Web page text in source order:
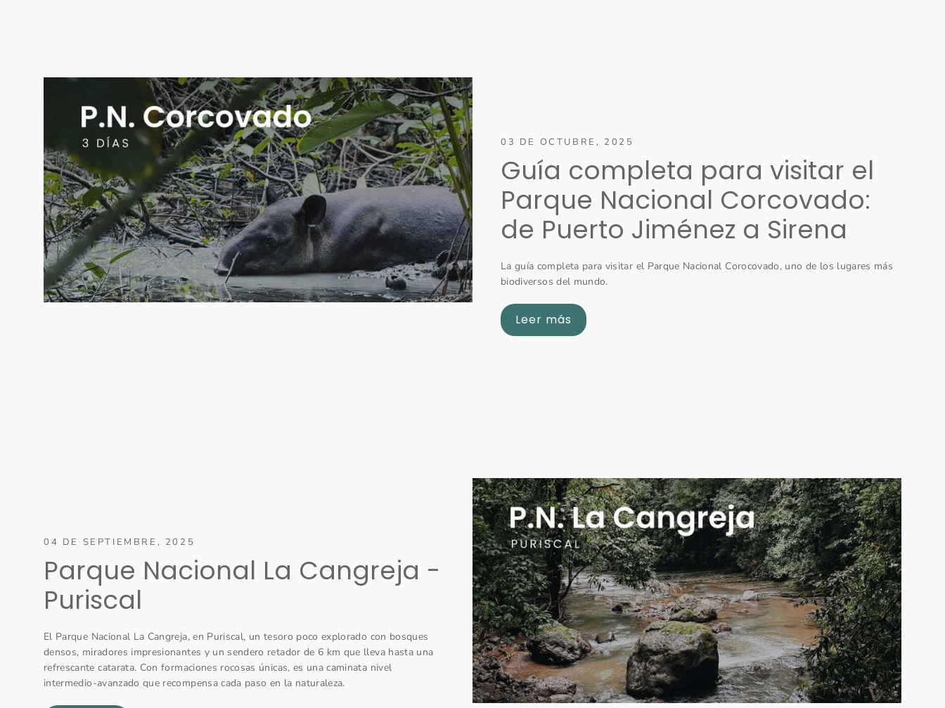
03 DE OCTUBRE, 2025
Guía completa para visitar el
Parque Nacional Corcovado:
de Puerto Jiménez a Sirena
La guía completa para visitar el Parque Nacional Corocovado, uno de los lugares más
biodiversos del mundo.
Leer más
04 DE SEPTIEMBRE, 2025
Parque Nacional La Cangreja -
Puriscal
El Parque Nacional La Cangreja, en Puriscal, un tesoro poco explorado con bosques
densos, miradores impresionantes y un sendero retador de 6 km que lleva hasta una
refrescante catarata. Con formaciones rocosas únicas, es una caminata nivel
intermedio-avanzado que recompensa cada paso en la naturaleza.